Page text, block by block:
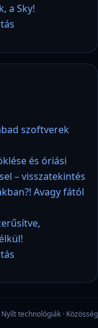
a Sky!
szoftverek
és óriási
– visszatekintés
Avagy fától
technológiák · Közösség